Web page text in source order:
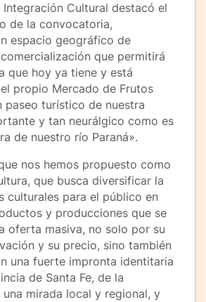
Cultural destacó el
de la convocatoria,
espacio geográfico de
que permitirá
que hoy ya tiene y está
propio Mercado de Frutos
paseo turístico de nuestra
y tan neurálgico como es
de nuestro río Paraná».
nos hemos propuesto como
que busca diversificar la
culturales para el público en
y producciones que se
oferta masiva, no solo por su
y su precio, sino también
una fuerte impronta identitaria
de Santa Fe, de la
mirada local y regional, y